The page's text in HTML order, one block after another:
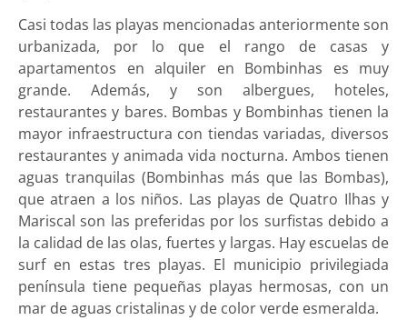
Casi todas las playas mencionadas anteriormente son
urbanizada, por lo que el rango de casas y
apartamentos en alquiler en Bombinhas es muy
grande. Además, y son albergues, hoteles,
restaurantes y bares. Bombas y Bombinhas tienen la
mayor infraestructura con tiendas variadas, diversos
restaurantes y animada vida nocturna. Ambos tienen
aguas tranquilas (Bombinhas más que las Bombas),
que atraen a los niños. Las playas de Quatro Ilhas y
Mariscal son las preferidas por los surfistas debido a
la calidad de las olas, fuertes y largas. Hay escuelas de
surf en estas tres playas. El municipio privilegiada
península tiene pequeñas playas hermosas, con un
mar de aguas cristalinas y de color verde esmeralda.